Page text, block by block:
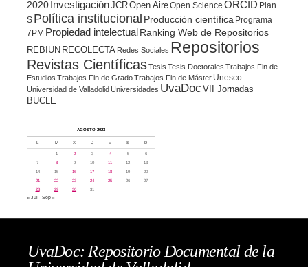
2020 InvestigaciónJCROpen AireOpen Science ORCID Plan
S Política institucional Producción científica Programa
7PM Propiedad intelectualRanking Web de Repositorios
REBIUN RECOLECTA Redes Sociales Repositorios
Revistas CientíficasTesis Tesis Doctorales Trabajos Fin de
Estudios Trabajos Fin de GradoTrabajos Fin de Máster Unesco
Universidad de Valladolid Universidades UvaDoc VII Jornadas
BUCLE
AGOSTO 2023
L M X J V S D
1 2 3 4 5
6
7
8 9 10 11 12
13
14
15 16 17 18 19
20
21
22 23 24 25 26
27
28
29 30 31
« Jul Sep »
UvaDoc: Repositorio Documental de la